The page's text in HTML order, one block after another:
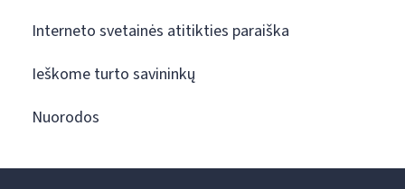
Interneto svetainės atitikties paraiška
Ieškome turto savininkų
Nuorodos